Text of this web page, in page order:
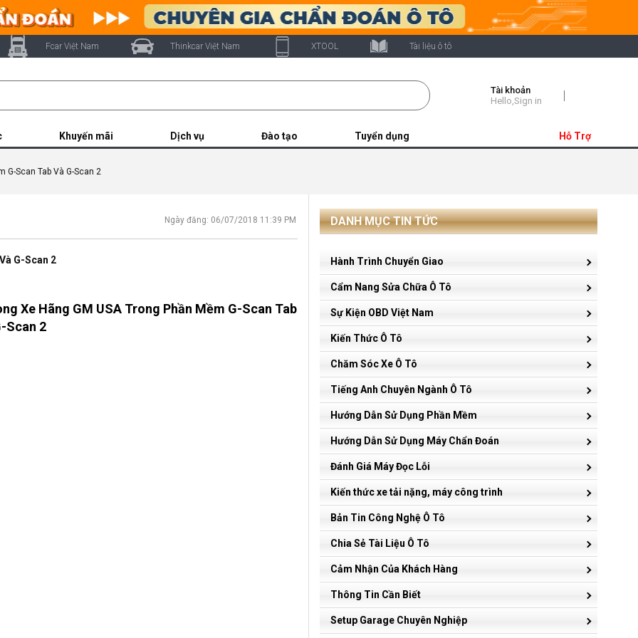
Fcar Việt Nam Thinkcar Việt Nam XTOOL Tài liệu ô tô
Tài khoản
Hello,Sign in
Hỗ Trợ
Khuyến mãi Dịch vụ Đào tạo Tuyển dụng
G-Scan Tab Và G-Scan 2
Ngày đăng: 06/07/2018 11:39 PM
G-Scan 2
Xe Hãng GM USA Trong Phần Mềm G-Scan Tab
Scan 2
DANH MỤC TIN TỨC
Hành Trình Chuyển Giao
Cẩm Nang Sửa Chữa Ô Tô
Sự Kiện OBD Việt Nam
Kiến Thức Ô Tô
Chăm Sóc Xe Ô Tô
Tiếng Anh Chuyên Ngành Ô Tô
Hướng Dẫn Sử Dụng Phần Mềm
Hướng Dẫn Sử Dụng Máy Chẩn Đoán
Đánh Giá Máy Đọc Lỗi
Kiến thức xe tải nặng, máy công trình
Bản Tin Công Nghệ Ô Tô
Chia Sẻ Tài Liệu Ô Tô
Cảm Nhận Của Khách Hàng
Thông Tin Cần Biết
Setup Garage Chuyên Nghiệp